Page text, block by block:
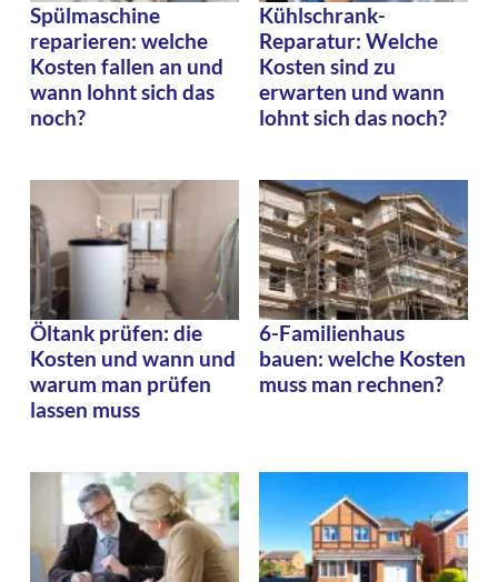
Spülmaschine
reparieren: welche
Kosten fallen an und
wann lohnt sich das
noch?
Kühlschrank-
Reparatur: Welche
Kosten sind zu
erwarten und wann
lohnt sich das noch?
Öltank prüfen: die
Kosten und wann und
warum man prüfen
lassen muss
6-Familienhaus
bauen: welche Kosten
muss man rechnen?